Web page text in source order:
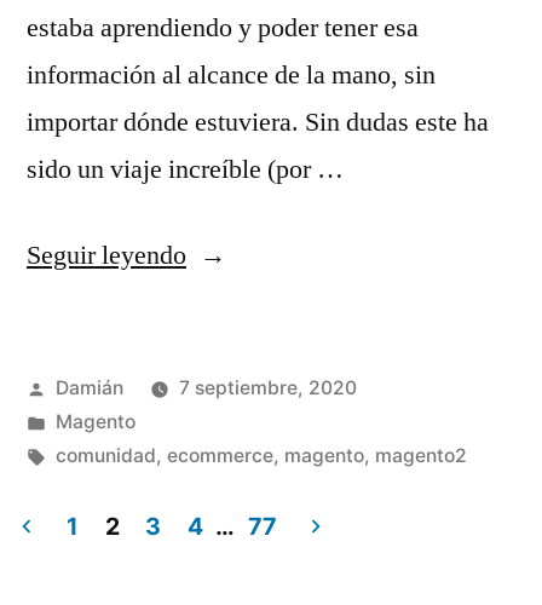
estaba aprendiendo y poder tener esa
información al alcance de la mano, sin
importar dónde estuviera. Sin dudas este ha
sido un viaje increíble (por …
Seguir leyendo«12
Magento
(pay
forward)»
Publicado
por
Damián
7 septiembre, 2020
Publicado
en
Magento
Etiquetas:
comunidad, ecommerce, magento, magento2
1 2 3 4 … 77